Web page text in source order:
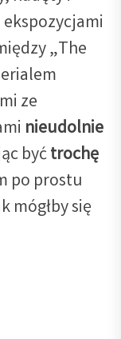
„The
ze
nieudolnie
byćtrochę
po prostu
mógłby się